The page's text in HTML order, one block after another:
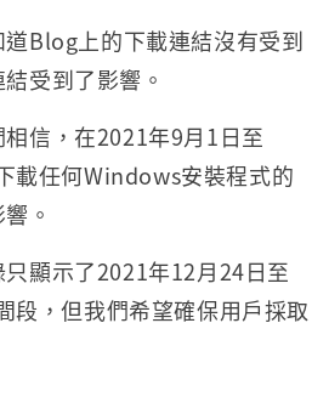
Blog上的下載連結沒有受到
受到了影響。
信，在2021年9月1日至
載任何Windows安裝程式的
。
顯示了2021年12月24日至
段，但我們希望確保用戶採取